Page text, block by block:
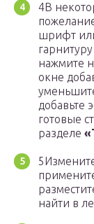
4В
шрифт
нажмите
окне
добавьте
готовые
разделе
найти в